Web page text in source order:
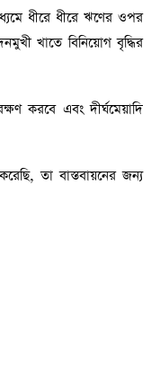
ধীরে ধীরে ঋণের ওপর
খাতে বিনিয়োগ বৃদ্ধির
করবে এবং দীর্ঘমেয়াদি
তা বাস্তবায়নের জন্য